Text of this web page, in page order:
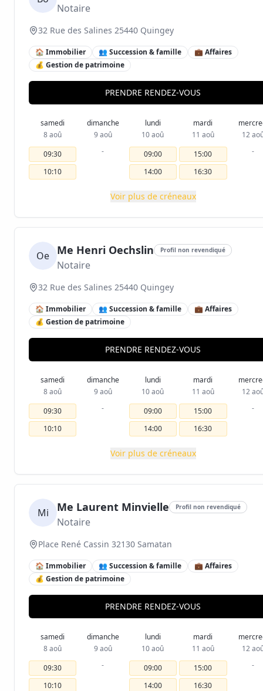
Notaire
32 Rue des Salines 25440 Quingey
🏠 Immobilier 👥 Succession & famille
💼 Affaires
💰 Gestion de patrimoine
PRENDRE RENDEZ-VOUS
samedi
8 aoû
09:30
10:10
dimanche
9 aoû
-
lundi
10 aoû
09:00
14:00
mardi
11 aoû
15:00
16:30
12
-
Voir plus de créneaux
Oe Me Henri Oechslin Profil non revendiqué
Notaire
32 Rue des Salines 25440 Quingey
🏠 Immobilier 👥 Succession & famille
💼 Affaires
💰 Gestion de patrimoine
PRENDRE RENDEZ-VOUS
samedi
8 aoû
09:30
10:10
dimanche
9 aoû
-
lundi
10 aoû
09:00
14:00
mardi
11 aoû
15:00
16:30
12
-
Voir plus de créneaux
Mi Me Laurent Minvielle Profil non revendiqué
Notaire
Place René Cassin 32130 Samatan
🏠 Immobilier 👥 Succession & famille
💼 Affaires
💰 Gestion de patrimoine
PRENDRE RENDEZ-VOUS
samedi
8 aoû
09:30
10:10
dimanche
9 aoû
-
lundi
10 aoû
09:00
14:00
mardi
11 aoû
15:00
16:30
12
-